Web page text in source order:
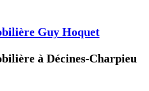
Guy Hoquet
à Décines-Charpieu